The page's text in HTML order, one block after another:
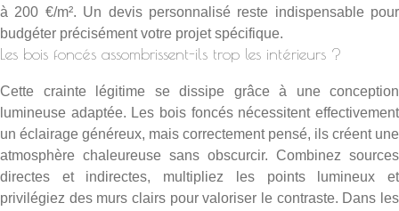
à 200 €/m². Un devis personnalisé reste indispensable pour
budgéter précisément votre projet spécifique.
Les bois foncés assombrissent-ils trop les intérieurs ?
Cette crainte légitime se dissipe grâce à une conception
lumineuse adaptée. Les bois foncés nécessitent effectivement
un éclairage généreux, mais correctement pensé, ils créent une
atmosphère chaleureuse sans obscurcir. Combinez sources
directes et indirectes, multipliez les points lumineux et
privilégiez des murs clairs pour valoriser le contraste. Dans les